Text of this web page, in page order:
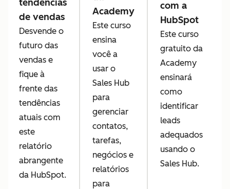
tendências
de vendas
Desvende o
futuro das
vendas e
fique à
frente das
tendências
atuais com
este
relatório
abrangente
da HubSpot.
Academy
Este curso
ensina
você a
usar o
Sales Hub
para
gerenciar
contatos,
tarefas,
negócios e
relatórios
para
com a
HubSpot
Este curso
gratuito da
Academy
ensinará
como
identificar
leads
adequados
usando o
Sales Hub.